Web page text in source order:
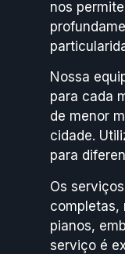
nos
Nossa
para cada
de menor
cidade.
para
Os
completas,
pianos,
serviço é